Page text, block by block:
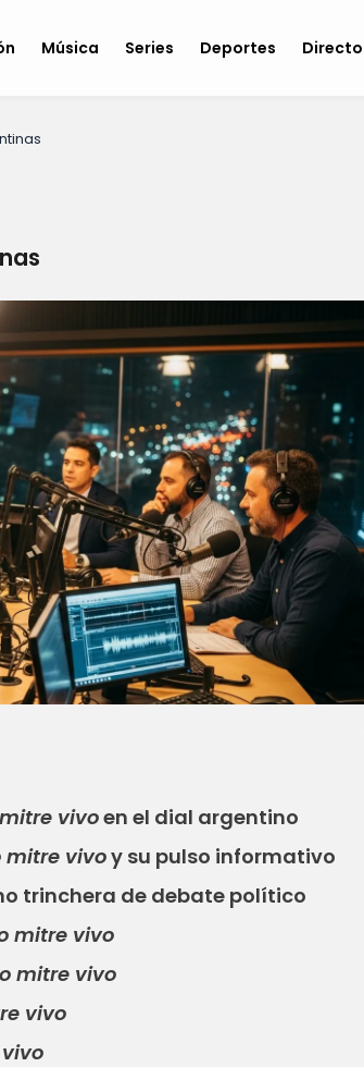
Música Series Deportes Directo
vivoen el dial argentino
mitre vivoy su pulso informativo
trinchera de debate político
mitre vivo
mitre vivo
vivo